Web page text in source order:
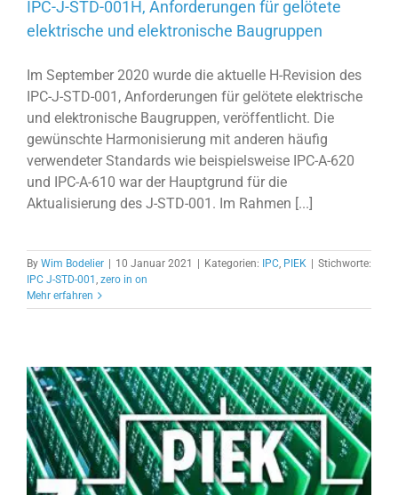
IPC-J-STD-001H, Anforderungen für gelötete
elektrische und elektronische Baugruppen
Im September 2020 wurde die aktuelle H-Revision des
IPC-J-STD-001, Anforderungen für gelötete elektrische
und elektronische Baugruppen, veröffentlicht. Die
gewünschte Harmonisierung mit anderen häufig
verwendeter Standards wie beispielsweise IPC-A-620
und IPC-A-610 war der Hauptgrund für die
Aktualisierung des J-STD-001. Im Rahmen [...]
By Wim Bodelier 10 Januar 2021 Kategorien: IPC, PIEK
Stichworte:
IPC J-STD-001 , zero in on
Mehr erfahren